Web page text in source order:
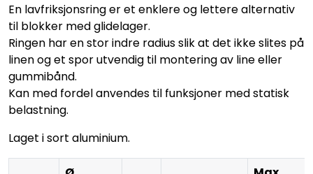
En lavfriksjonsring er et enklere og lettere alternativ
til blokker med glidelager.
Ringen har en stor indre radius slik at det ikke slites på
linen og et spor utvendig til montering av line eller
gummibånd.
Kan med fordel anvendes til funksjoner med statisk
belastning.
Laget i sort aluminium.